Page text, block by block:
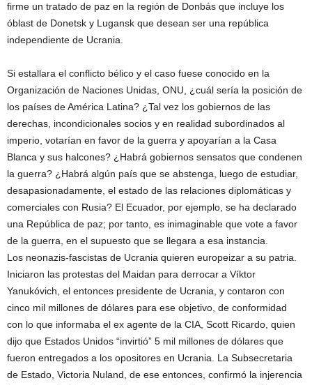
firme un tratado de paz en la región de Donbás que incluye los
óblast de Donetsk y Lugansk que desean ser una república
independiente de Ucrania.
Si estallara el conflicto bélico y el caso fuese conocido en la
Organización de Naciones Unidas, ONU, ¿cuál sería la posición de
los países de América Latina? ¿Tal vez los gobiernos de las
derechas, incondicionales socios y en realidad subordinados al
imperio, votarían en favor de la guerra y apoyarían a la Casa
Blanca y sus halcones? ¿Habrá gobiernos sensatos que condenen
la guerra? ¿Habrá algún país que se abstenga, luego de estudiar,
desapasionadamente, el estado de las relaciones diplomáticas y
comerciales con Rusia? El Ecuador, por ejemplo, se ha declarado
una República de paz; por tanto, es inimaginable que vote a favor
de la guerra, en el supuesto que se llegara a esa instancia.
Los neonazis-fascistas de Ucrania quieren europeizar a su patria.
Iniciaron las protestas del Maidan para derrocar a Víktor
Yanukóvich, el entonces presidente de Ucrania, y contaron con
cinco mil millones de dólares para ese objetivo, de conformidad
con lo que informaba el ex agente de la CIA, Scott Ricardo, quien
dijo que Estados Unidos “invirtió” 5 mil millones de dólares que
fueron entregados a los opositores en Ucrania. La Subsecretaria
de Estado, Victoria Nuland, de ese entonces, confirmó la injerencia